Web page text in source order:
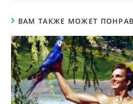
ВАМ ТАКЖЕ МОЖЕТ